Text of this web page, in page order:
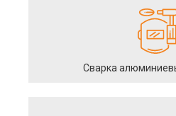
Сварка